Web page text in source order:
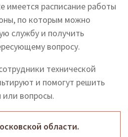
имеется расписание работы
по которым можно
службу и получить
вопросу.
технической
и помогут решить
вопросы.
области.